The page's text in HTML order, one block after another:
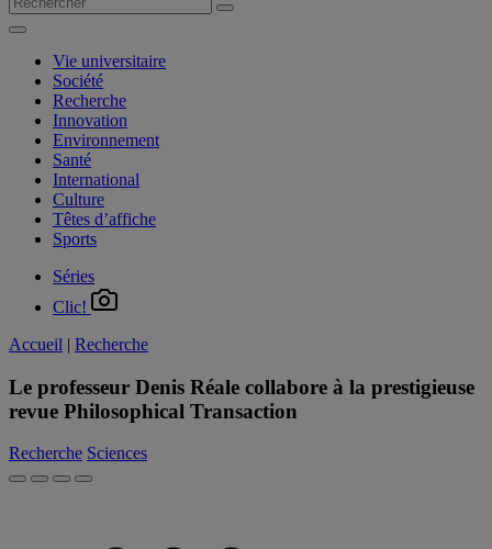
Vie universitaire
Société
Recherche
Innovation
Environnement
Santé
International
Culture
Têtes d’affiche
Sports
Séries
Clic!
Accueil | Recherche
Le professeur Denis Réale collabore à la prestigieuse
revue Philosophical Transaction
Recherche Sciences